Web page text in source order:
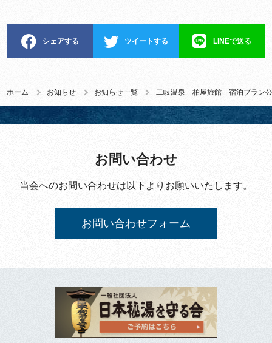
ホーム お知らせ お知らせ一覧 二岐温泉 柏屋旅館 宿泊プラン公
シェアする ツイートする LINEで送る
お問い合わせ
当会へのお問い合わせは以下よりお願いいたします。
お問い合わせフォーム